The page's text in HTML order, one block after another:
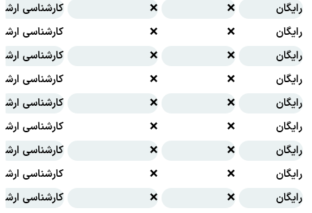
رایگان
❌
❌
کارشناسی ارشد
رایگان
❌
❌
کارشناسی ارشد
رایگان
❌
❌
کارشناسی ارشد
رایگان
❌
❌
کارشناسی ارشد
رایگان
❌
❌
کارشناسی ارشد
رایگان
❌
❌
کارشناسی ارشد
رایگان
❌
❌
کارشناسی ارشد
رایگان
❌
❌
کارشناسی ارشد
رایگان
❌
❌
کارشناسی ارشد